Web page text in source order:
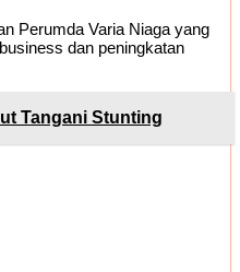
Perumda Varia Niaga yang
dan peningkatan
Tangani Stunting